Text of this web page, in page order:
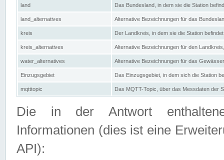
land Das Bundesland, in dem sie die Station
land_alternatives Alternative Bezeichnungen für das
kreis Der Landkreis, in dem sie die Station befindet
kreis_alternatives Alternative Bezeichnungen für den
water_alternatives Alternative Bezeichnungen für das
Einzugsgebiet Das Einzugsgebiet, in dem sich die Station
mqtttopic Das MQTT-Topic, über das Messdaten der
Die in der Antwort
Informationen (dies ist eine
API):